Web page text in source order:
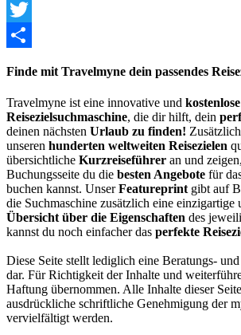
Facebook
Twitter
Finde mit Travelmyne dein passendes
Travelmyne ist eine innovative und
Reisezielsuchmaschine, die dir hilft, dein
deinen nächsten Urlaub zu finden!
unseren hunderten weltweiten Reisezielen
übersichtliche Kurzreiseführer an und
Buchungsseite du die besten Angebote für
buchen kannst. UnserFeatureprint gibt auf
die Suchmaschine zusätzlich eine einzigartige
Übersicht über die Eigenschaften des
kannst du noch einfacher das perfekte
Diese Seite stellt lediglich eine Beratungs-
dar. Für Richtigkeit der Inhalte und
Haftung übernommen. Alle Inhalte dieser
ausdrückliche schriftliche Genehmigung der
vervielfältigt werden.